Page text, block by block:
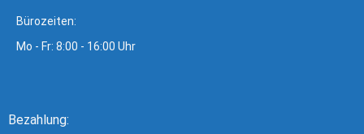
Bürozeiten:
Mo - Fr: 8:00 - 16:00 Uhr
Bezahlung: